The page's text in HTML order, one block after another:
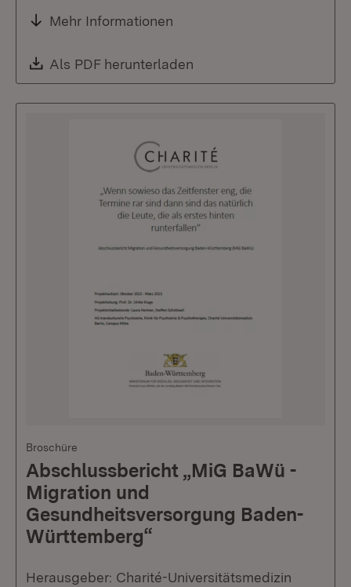
Mehr Informationen
Download:
Als PDF herunterladen
Broschüre
Abschlussbericht „MiG BaWü -
Migration und
Gesundheitsversorgung Baden-
Württemberg“
Herausgeber: Charité-Universitätsmedizin